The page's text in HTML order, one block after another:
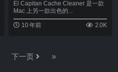
的系统维护工具
El Capitan Cache Cleaner 是一款
Mac 上另一款出色的...
10 年前 2.0K
下一页 »